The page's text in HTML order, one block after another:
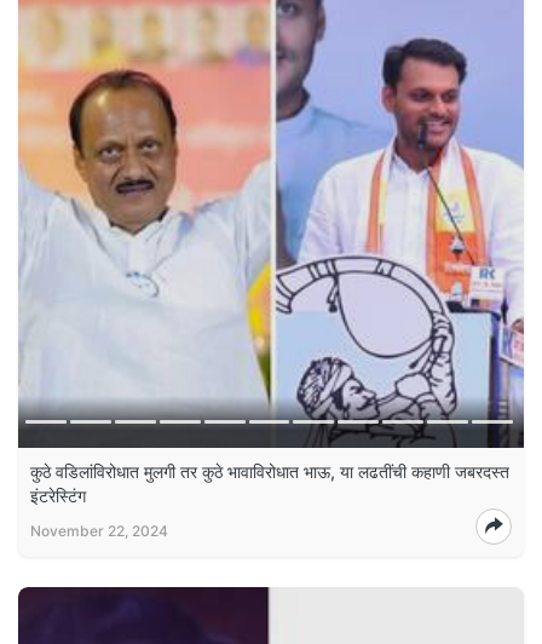
कुठे वडिलांविरोधात मुलगी तर कुठे भावाविरोधात भाऊ, या लढतींची कहाणी जबरदस्त
इंटरेस्टिंग
November 22, 2024